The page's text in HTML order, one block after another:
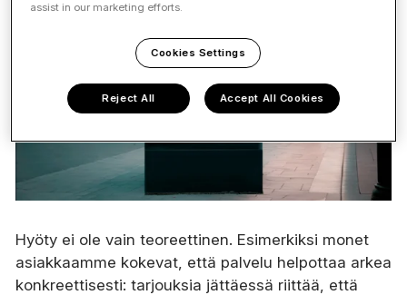
Hyöty ei ole vain teoreettinen. Esimerkiksi monet
asiakkaamme kokevat, että palvelu helpottaa arkea
konkreettisesti: tarjouksia jättäessä riittää, että
assist in our marketing efforts.
Cookies Settings
Reject All Accept All Cookies